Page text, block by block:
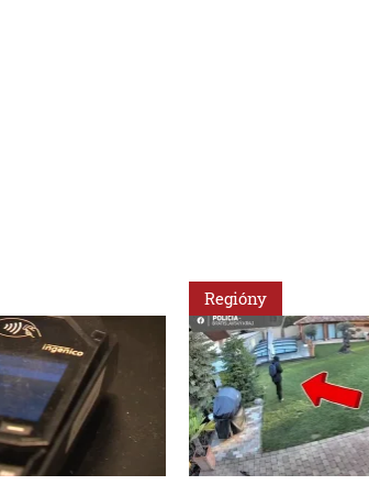
Regióny